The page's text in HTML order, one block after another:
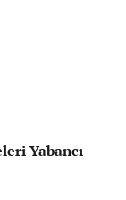
Yabancı